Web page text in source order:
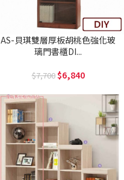
AS-貝琪雙層厚板胡桃色強化玻
璃門書櫃DI...
7,700 6,840